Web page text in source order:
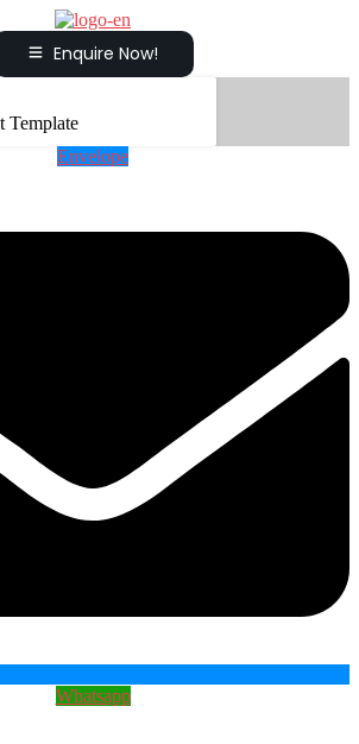
Enquire Now!
Template
Envelope
Whatsapp